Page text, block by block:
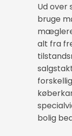
Ud over
bruge
alt fra
bolig